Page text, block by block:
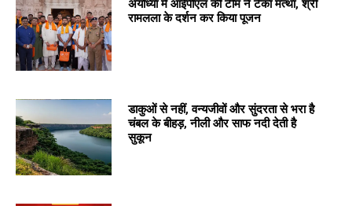
अयोध्या में आईपीएल की टीम ने टेका मत्था, श्री
रामलला के दर्शन कर किया पूजन
डाकुओं से नहीं, वन्यजीवों और सुंदरता से भरा है
चंबल के बीहड़, नीली और साफ नदी देती है
सुकून